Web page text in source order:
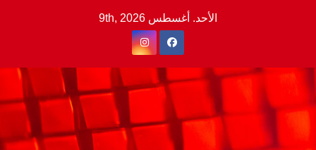
الأحد. أغسطس 9th, 2026